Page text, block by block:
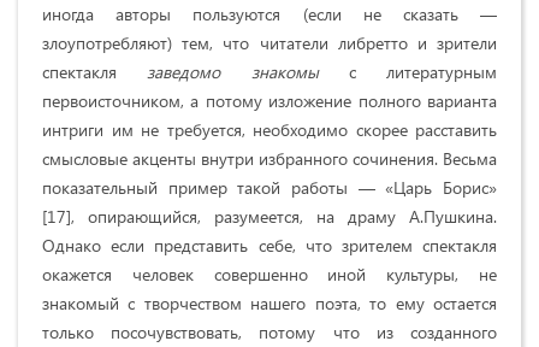
иногда авторы пользуются (если не сказать —
злоупотребляют) тем, что читатели либретто и зрители
спектакля заведомо знакомыс литературным
первоисточником, а потому изложение полного варианта
интриги им не требуется, необходимо скорее расставить
смысловые акценты внутри избранного сочинения. Весьма
показательный пример такой работы — «Царь Борис»
[17], опирающийся, разумеется, на драму А.Пушкина.
Однако если представить себе, что зрителем спектакля
окажется человек совершенно иной культуры, не
знакомый с творчеством нашего поэта, то ему остается
только посочувствовать, потому что из созданного